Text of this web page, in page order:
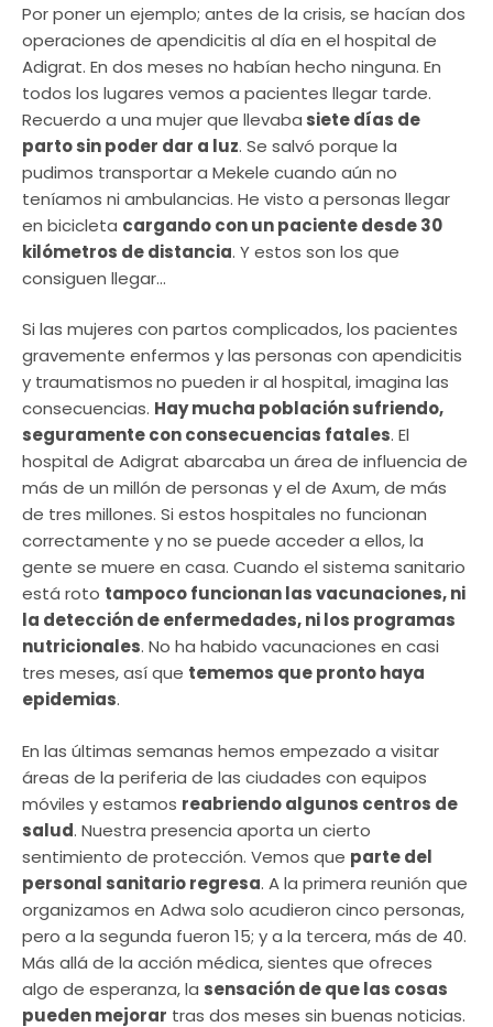
Por poner un ejemplo; antes de la crisis, se hacían dos
operaciones de apendicitis al día en el hospital de
Adigrat. En dos meses no habían hecho ninguna. En
todos los lugares vemos a pacientes llegar tarde.
Recuerdo a una mujer que llevaba siete días de
parto sin poder dar a luz. Se salvó porque la
pudimos transportar a Mekele cuando aún no
teníamos ni ambulancias. He visto a personas llegar
en bicicleta cargando con un paciente desde 30
kilómetros de distancia. Y estos son los que
consiguen llegar…
Si las mujeres con partos complicados, los pacientes
gravemente enfermos y las personas con apendicitis
y traumatismosno pueden ir al hospital, imagina las
consecuencias. Hay mucha población sufriendo,
seguramente con consecuencias fatales. El
hospital de Adigrat abarcaba un área de influencia de
más de un millón de personas y el de Axum, de más
de tres millones. Si estos hospitales no funcionan
correctamente y no se puede acceder a ellos, la
gente se muere en casa. Cuando el sistema sanitario
está roto tampoco funcionan las vacunaciones, ni
la detección de enfermedades, ni los programas
nutricionales. No ha habido vacunaciones en casi
tres meses, así que tememos que pronto haya
epidemias.
En las últimas semanas hemos empezado a visitar
áreas de la periferia de las ciudades con equipos
móviles y estamos reabriendo algunos centros de
salud. Nuestra presencia aporta un cierto
sentimiento de protección. Vemos que parte del
personal sanitario regresa. A la primera reunión que
organizamos en Adwa solo acudieron cinco personas,
pero a la segunda fueron 15; y a la tercera, más de 40.
Más allá de la acción médica, sientes que ofreces
algo de esperanza, la sensación de que las cosas
pueden mejorar tras dos meses sin buenas noticias.